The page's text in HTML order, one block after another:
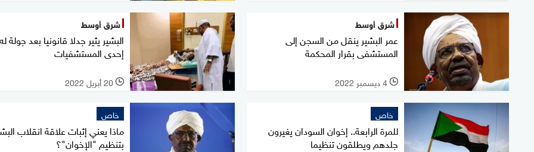
شرق أوسط
عمر البشير ينقل من السجن إلى
المستشفى بقرار المحكمة
l 4 ديسمبر 2022
شرق أوسط
البشير يثير جدلا قانونيا بعد جولة
إحدى المستشفيات
l 20 أبريل 2022
خاص
للمرة الرابعة.. إخوان السودان يغيرون
جلدهم ويطلقون تنظيما
خاص
ماذا يعني إثبات علاقة انقلاب
بتنظيم "الإخوان"؟